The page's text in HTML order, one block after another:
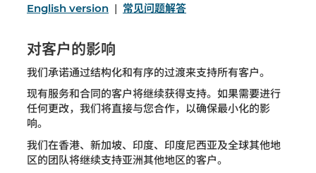
English version | 常见问题解答
对客户的影响
我们承诺通过结构化和有序的过渡来支持所有客户。
现有服务和合同的客户将继续获得支持。如果需要进行
任何更改，我们将直接与您合作，以确保最小化的影
响。
我们在香港、新加坡、印度、印度尼西亚及全球其他地
区的团队将继续支持亚洲其他地区的客户。